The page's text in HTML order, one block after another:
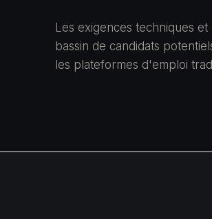
Les exigences techniques
bassin de candidats
les plateformes d'emploi